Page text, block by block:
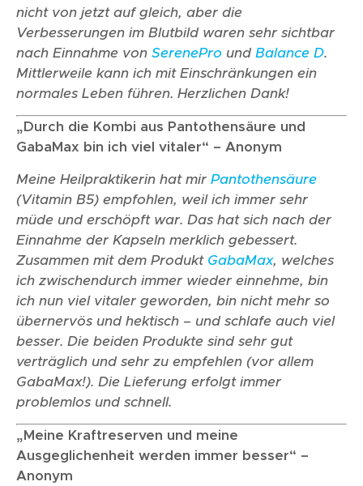
nicht von jetzt auf gleich, aber die
Verbesserungen im Blutbild waren sehr sichtbar
nach Einnahme von SerenePro und Balance D.
Mittlerweile kann ich mit Einschränkungen ein
normales Leben führen. Herzlichen Dank!
„Durch die Kombi aus Pantothensäure und
GabaMax bin ich viel vitaler“ – Anonym
Meine Heilpraktikerin hat mir Pantothensäure
(Vitamin B5) empfohlen, weil ich immer sehr
müde und erschöpft war. Das hat sich nach der
Einnahme der Kapseln merklich gebessert.
Zusammen mit dem Produkt GabaMax, welches
ich zwischendurch immer wieder einnehme, bin
ich nun viel vitaler geworden, bin nicht mehr so
übernervös und hektisch – und schlafe auch viel
besser. Die beiden Produkte sind sehr gut
verträglich und sehr zu empfehlen (vor allem
GabaMax!). Die Lieferung erfolgt immer
problemlos und schnell.
„Meine Kraftreserven und meine
Ausgeglichenheit werden immer besser“ –
Anonym